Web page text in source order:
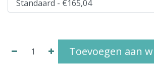
Toevoegen aan